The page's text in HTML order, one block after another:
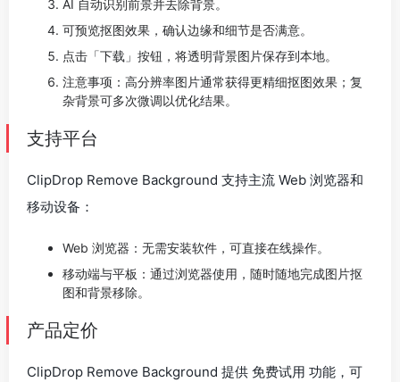
AI 自动识别前景并去除背景。
可预览抠图效果，确认边缘和细节是否满意。
点击「下载」按钮，将透明背景图片保存到本地。
注意事项：高分辨率图片通常获得更精细抠图效果；复
杂背景可多次微调以优化结果。
支持平台
ClipDrop Remove Background 支持主流 Web 浏览器和
移动设备：
Web 浏览器：无需安装软件，可直接在线操作。
移动端与平板：通过浏览器使用，随时随地完成图片抠
图和背景移除。
产品定价
ClipDrop Remove Background 提供 免费试用 功能，可